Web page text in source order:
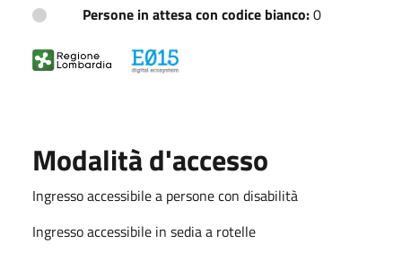
Persone in attesa con codice bianco:0
Modalità d'accesso
Ingresso accessibile a persone con disabilità
Ingresso accessibile in sedia a rotelle